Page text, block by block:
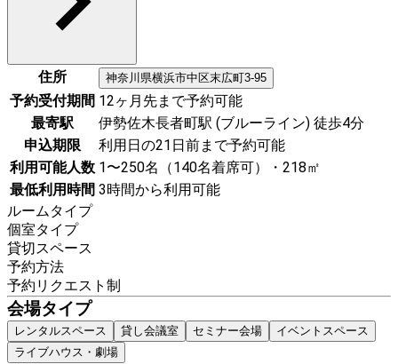
住所 神奈川県横浜市中区末広町3-95
予約受付期間 12ヶ月先まで予約可能
最寄駅
伊勢佐木長者町駅 (ブルーライン) 徒歩4分
申込期限
利用日の21日前まで予約可能
利用可能人数 1〜250名（140名着席可）・218㎡
最低利用時間 3時間から利用可能
ルームタイプ
個室タイプ
貸切スペース
予約方法
予約リクエスト制
会場タイプ
レンタルスペース 貸し会議室 セミナー会場
イベントスペース
ライブハウス・劇場